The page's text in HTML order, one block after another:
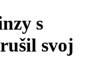
s
svoj